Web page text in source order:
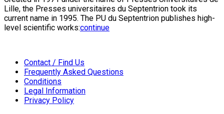
Lille, the Presses universitaires du Septentrion took its
current name in 1995. The PU du Septentrion publishes high-
level scientific works:continue
Contact / Find Us
Frequently Asked Questions
Conditions
Legal Information
Privacy Policy